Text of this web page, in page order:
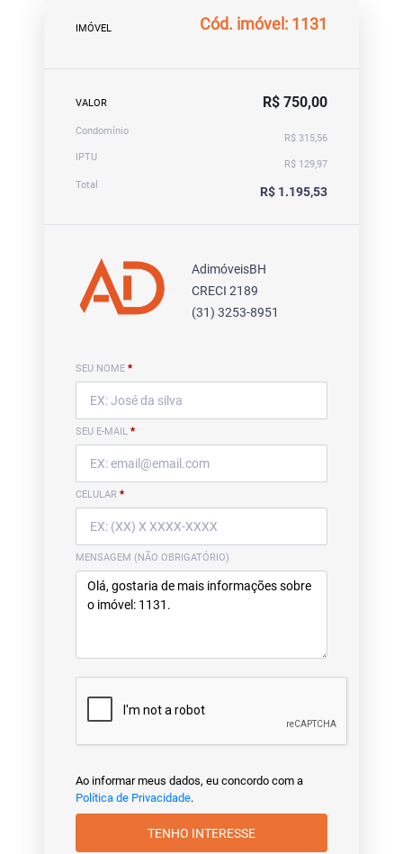
IMÓVEL Cód. imóvel: 1131
VALOR R$ 750,00
Condomínio
R$ 315,56
IPTU
R$ 129,97
Total
R$ 1.195,53
AdimóveisBH
CRECI 2189
(31) 3253-8951
SEU NOME *
SEU E-MAIL *
CELULAR *
MENSAGEM (NÃO OBRIGATÓRIO)
Ao informar meus dados, eu concordo com a
Política de Privacidade.
TENHO INTERESSE